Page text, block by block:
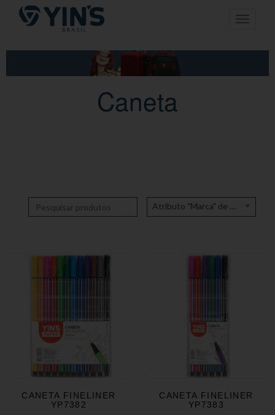
Pular
para
conteúdo
Toggle
Caneta
Atributo "Marca" de produto
CANETA FINELINER
YP7382
CANETA FINELINER
YP7383